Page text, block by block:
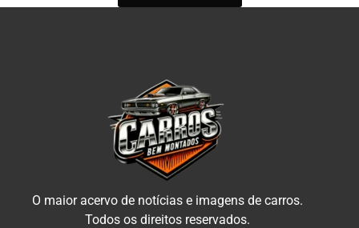
O maior acervo de notícias e imagens de carros.
Todos os direitos reservados.